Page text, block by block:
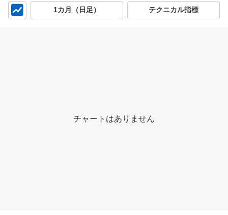
1カ月（日足） テクニカル指標
チャートはありません